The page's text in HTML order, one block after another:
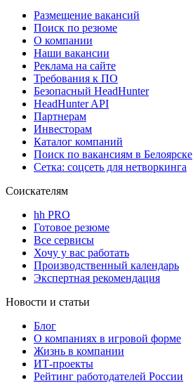
Размещение вакансий
Поиск по резюме
О компании
Наши вакансии
Реклама на сайте
Требования к ПО
Безопасный HeadHunter
HeadHunter API
Партнерам
Инвесторам
Каталог компаний
Поиск по вакансиям в Белоярске
Сетка: соцсеть для нетворкинга
Соискателям
hh PRO
Готовое резюме
Все сервисы
Хочу у вас работать
Производственный календарь
Экспертная рекомендация
Новости и статьи
Блог
О компаниях в игровой форме
Жизнь в компании
ИТ-проекты
Рейтинг работодателей России